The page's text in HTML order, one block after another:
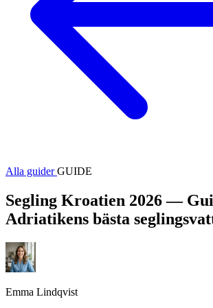
Alla guiderGUIDE
Segling Kroatien 2026 —
Adriatikens bästa
Emma Lindqvist